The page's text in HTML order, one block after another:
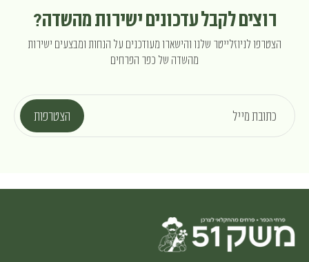
רוצים לקבל עדכונים ישירות מהשדה?
הצטרפו לניוזלייטר שלנו והישארו מעודכנים על הנחות ומבצעים ישירות
מהשדה של כפר הפרחים
כתובת מייל הצטרפות